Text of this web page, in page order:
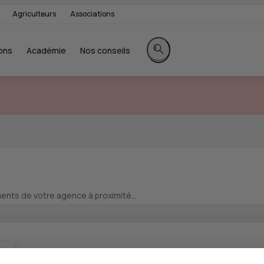
Agriculteurs Associations
Académie Nos conseils
Rechercher sur le site
de votre agence à proximité...